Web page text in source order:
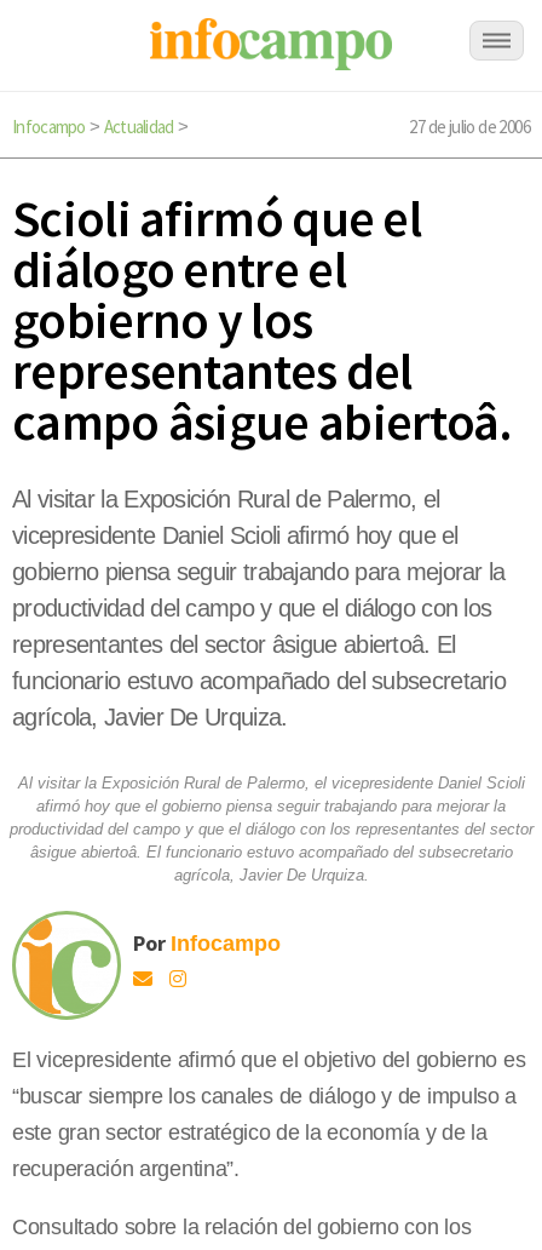
Infocampo > Actualidad > 27 de julio de 2006
Scioli afirmó que el
diálogo entre el
gobierno y los
representantes del
campo âsigue abiertoâ.
Al visitar la Exposición Rural de Palermo, el
vicepresidente Daniel Scioli afirmó hoy que el
gobierno piensa seguir trabajando para mejorar la
productividad del campo y que el diálogo con los
representantes del sector âsigue abiertoâ. El
funcionario estuvo acompañado del subsecretario
agrícola, Javier De Urquiza.
Al visitar la Exposición Rural de Palermo, el vicepresidente Daniel Scioli
afirmó hoy que el gobierno piensa seguir trabajando para mejorar la
productividad del campo y que el diálogo con los representantes del sector
âsigue abiertoâ. El funcionario estuvo acompañado del subsecretario
agrícola, Javier De Urquiza.
Por Infocampo
El vicepresidente afirmó que el objetivo del gobierno es
“buscar siempre los canales de diálogo y de impulso a
este gran sector estratégico de la economía y de la
recuperación argentina”.
Consultado sobre la relación del gobierno con los